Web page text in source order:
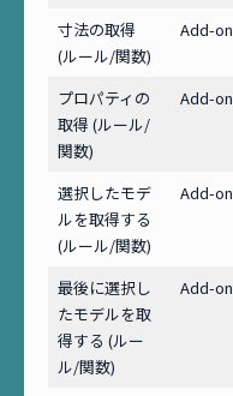
寸法の取得
(ルール/関数)
Add-on
プロパティの
取得 (ルール/
関数)
Add-on
選択したモデ
ルを取得する
(ルール/関数)
Add-on
最後に選択し
たモデルを取
得する (ルー
ル/関数)
Add-on